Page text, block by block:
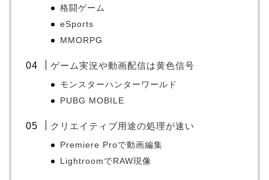
格闘ゲーム
eSports
MMORPG
ゲーム実況や動画配信は黄色信号
モンスターハンターワールド
PUBG MOBILE
クリエイティブ用途の処理が速い
Premiere Proで動画編集
LightroomでRAW現像